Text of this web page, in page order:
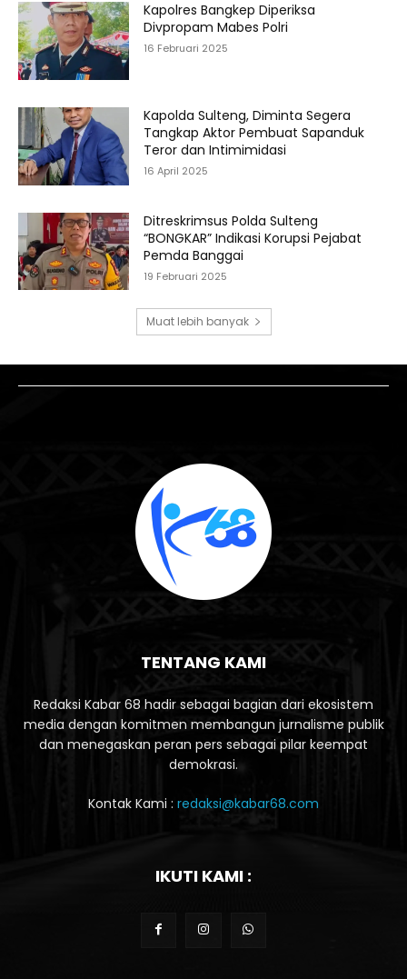
Kapolres Bangkep Diperiksa
Divpropam Mabes Polri
16 Februari 2025
Kapolda Sulteng, Diminta Segera
Tangkap Aktor Pembuat Sapanduk
Teror dan Intimimidasi
16 April 2025
Ditreskrimsus Polda Sulteng
“BONGKAR” Indikasi Korupsi Pejabat
Pemda Banggai
19 Februari 2025
Muat lebih banyak
TENTANG KAMI
Redaksi Kabar 68 hadir sebagai bagian dari ekosistem
media dengan komitmen membangun jurnalisme publik
dan menegaskan peran pers sebagai pilar keempat
demokrasi.
Kontak Kami : redaksi@kabar68.com
IKUTI KAMI :